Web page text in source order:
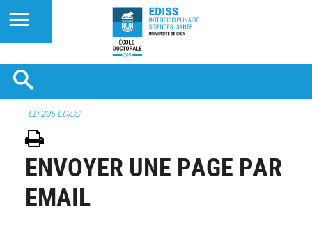
ED 205 EDISS
ENVOYER UNE PAGE PAR
EMAIL